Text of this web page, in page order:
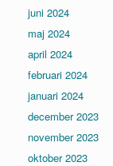
juni 2024
maj 2024
april 2024
februari 2024
januari 2024
december 2023
november 2023
oktober 2023